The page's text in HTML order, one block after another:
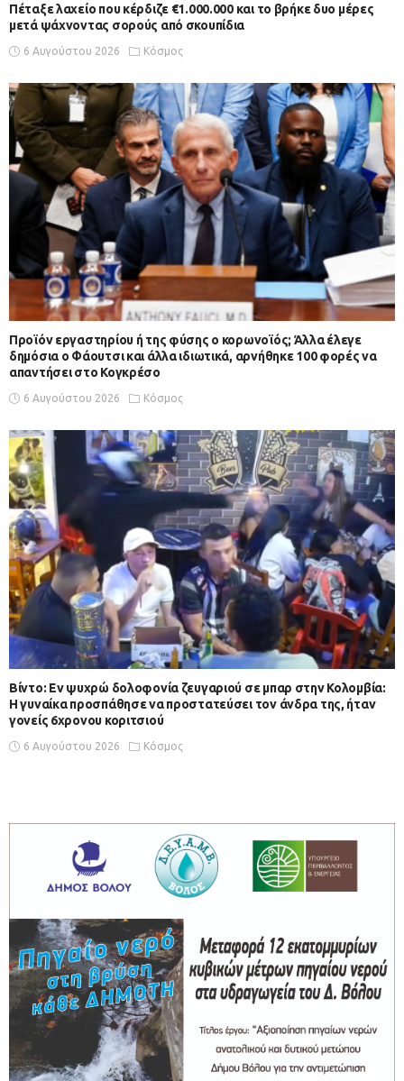
Πέταξε λαχείο που κέρδιζε €1.000.000 και το βρήκε δυο μέρες
μετά ψάχνοντας σορούς από σκουπίδια
6 Αυγούστου 2026 Κόσμος
Προϊόν εργαστηρίου ή της φύσης ο κορωνοϊός; Άλλα έλεγε
δημόσια ο Φάουτσι και άλλα ιδιωτικά, αρνήθηκε 100 φορές να
απαντήσει στο Κογκρέσο
6 Αυγούστου 2026 Κόσμος
Βίντο: Εν ψυχρώ δολοφονία ζευγαριού σε μπαρ στην Κολομβία:
Η γυναίκα προσπάθησε να προστατεύσει τον άνδρα της, ήταν
γονείς 6χρονου κοριτσιού
6 Αυγούστου 2026 Κόσμος